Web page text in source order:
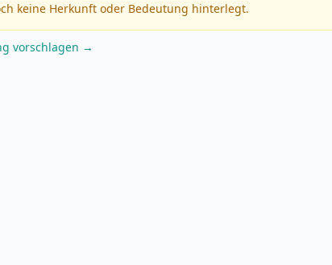
keine Herkunft oder Bedeutung hinterlegt.
vorschlagen →